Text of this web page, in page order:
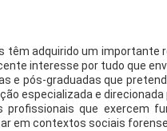
têm adquirido um importante
interesse por tudo que
e pós-graduadas que
especializada e
profissionais que exercem
em contextos sociais